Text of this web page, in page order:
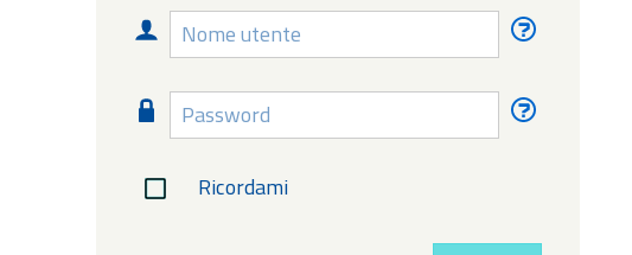
Nome
utente
Nome
utente
Password
Password
Ricordami